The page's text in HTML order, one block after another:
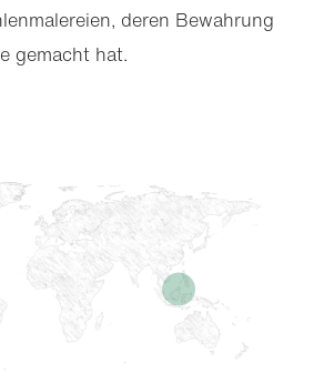
deren Bewahrung
gemacht hat.